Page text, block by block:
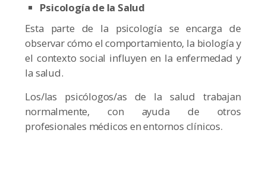
Psicología de la Salud
Esta parte de la psicología se encarga de
observar cómo el comportamiento, la biología y
el contexto social influyen en la enfermedad y
la salud.
Los/las psicólogos/as de la salud trabajan
normalmente, con ayuda de otros
profesionales médicos en entornos clínicos.